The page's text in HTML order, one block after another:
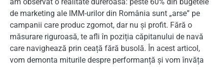
de marketing ale IMM-urilor din România sunt „arse” pe
campanii care produc zgomot, dar nu și profit. Fără o
măsurare riguroasă, te afli în poziția căpitanului de navă
care navighează prin ceață fără busolă. În acest articol,
vom demonta miturile despre performanță și vom învăța